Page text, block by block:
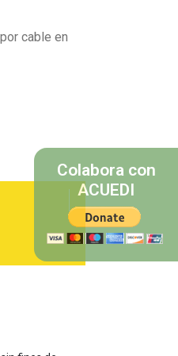
cable en
Colabora con
ACUEDI